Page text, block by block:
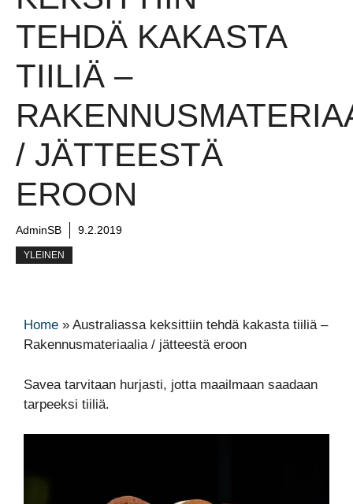
TEHDÄ KAKASTA
TIILIÄ –
/ JÄTTEESTÄ
EROON
AdminSB 9.2.2019
YLEINEN
Home » Australiassa keksittiin tehdä kakasta tiiliä –
Rakennusmateriaalia / jätteestä eroon
Savea tarvitaan hurjasti, jotta maailmaan saadaan
tarpeeksi tiiliä.